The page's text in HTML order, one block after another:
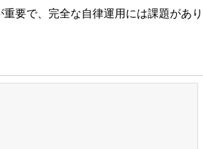
要で、完全な自律運用には課題があり